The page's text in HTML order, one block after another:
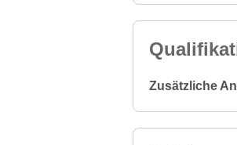
Zusätzliche